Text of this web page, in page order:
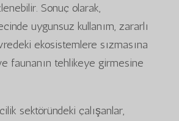
Sonuç olarak,
uygunsuz kullanım, zararlı
ekosistemlere sızmasına
faunanın tehlikeye girmesine
sektöründeki çalışanlar,